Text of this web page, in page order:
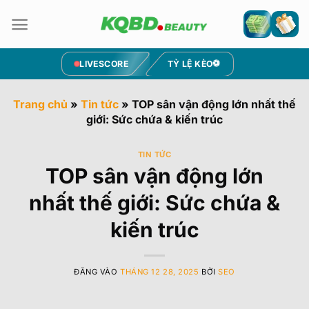
qua
LIVESCORE TỶ LỆ KÈO
Trang chủ » Tin tức » TOP sân vận động lớn nhất thế
giới: Sức chứa & kiến trúc
TIN TỨC
TOP sân vận động lớn
nhất thế giới: Sức chứa &
kiến trúc
ĐĂNG VÀO THÁNG 12 28, 2025 BỞISEO